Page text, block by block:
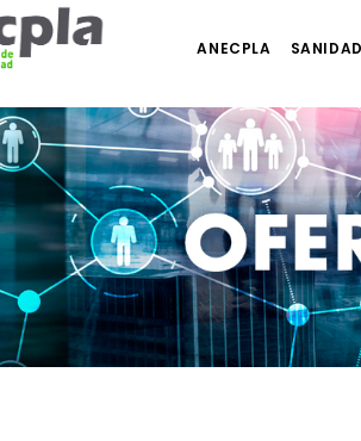
ANECPLA